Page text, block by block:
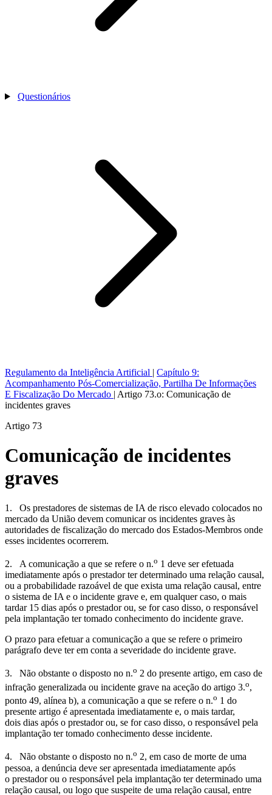
Questionários
Regulamento da Inteligência Artificial | Capítulo 9:
Acompanhamento Pós-Comercialização, Partilha De Informações
E Fiscalização Do Mercado | Artigo 73.o: Comunicação de
incidentes graves
Artigo 73
Comunicação de incidentes
graves
1. Os prestadores de sistemas de IA de risco elevado colocados no
mercado da União devem comunicar os incidentes graves às
autoridades de fiscalização do mercado dos Estados-Membros onde
esses incidentes ocorrerem.
2. A comunicação a que se refere o n.o 1 deve ser efetuada
imediatamente após o prestador ter determinado uma relação causal,
ou a probabilidade razoável de que exista uma relação causal, entre
o sistema de IA e o incidente grave e, em qualquer caso, o mais
tardar 15 dias após o prestador ou, se for caso disso, o responsável
pela implantação ter tomado conhecimento do incidente grave.
O prazo para efetuar a comunicação a que se refere o primeiro
parágrafo deve ter em conta a severidade do incidente grave.
3. Não obstante o disposto no n.o 2 do presente artigo, em caso de
infração generalizada ou incidente grave na aceção do artigo 3.o,
ponto 49, alínea b), a comunicação a que se refere o n.o 1 do
presente artigo é apresentada imediatamente e, o mais tardar,
dois dias após o prestador ou, se for caso disso, o responsável pela
implantação ter tomado conhecimento desse incidente.
4. Não obstante o disposto no n.o 2, em caso de morte de uma
pessoa, a denúncia deve ser apresentada imediatamente após
o prestador ou o responsável pela implantação ter determinado uma
relação causal, ou logo que suspeite de uma relação causal, entre